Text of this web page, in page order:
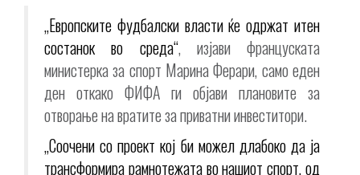
„Европските фудбалски власти ќе одржат итен
состанок во среда“, изјави француската
министерка за спорт Марина Ферари, само еден
ден откако ФИФА ги објави плановите за
отворање на вратите за приватни инвеститори.
„Соочени со проект кој би можел длабоко да ја
трансформира рамнотежата во нашиот спорт, од